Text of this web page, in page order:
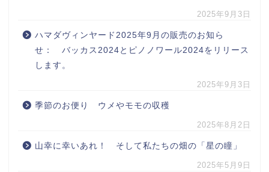
2025年9月3日
ハマダヴィンヤード2025年9月の販売のお知ら
せ： バッカス2024とピノノワール2024をリリース
します。
2025年9月3日
季節のお便り ウメやモモの収穫
2025年8月2日
山幸に幸いあれ！ そして私たちの畑の「星の瞳」
2025年5月9日